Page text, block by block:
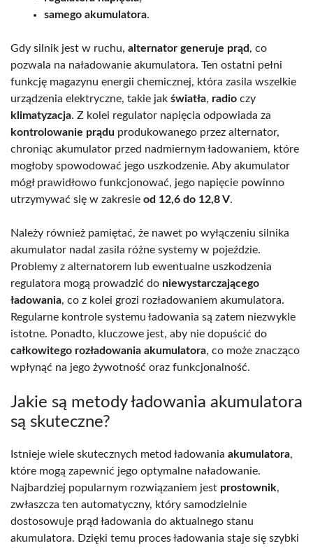
samego akumulatora.
Gdy silnik jest w ruchu, alternator generuje prąd, co
pozwala na naładowanie akumulatora. Ten ostatni pełni
funkcję magazynu energii chemicznej, która zasila wszelkie
urządzenia elektryczne, takie jak światła, radio czy
klimatyzacja. Z kolei regulator napięcia odpowiada za
kontrolowanie prądu produkowanego przez alternator,
chroniąc akumulator przed nadmiernym ładowaniem, które
mogłoby spowodować jego uszkodzenie. Aby akumulator
mógł prawidłowo funkcjonować, jego napięcie powinno
utrzymywać się w zakresie od 12,6 do 12,8 V.
Należy również pamiętać, że nawet po wyłączeniu silnika
akumulator nadal zasila różne systemy w pojeździe.
Problemy z alternatorem lub ewentualne uszkodzenia
regulatora mogą prowadzić do niewystarczającego
ładowania, co z kolei grozi rozładowaniem akumulatora.
Regularne kontrole systemu ładowania są zatem niezwykle
istotne. Ponadto, kluczowe jest, aby nie dopuścić do
całkowitego rozładowania akumulatora, co może znacząco
wpłynąć na jego żywotność oraz funkcjonalność.
Jakie są metody ładowania akumulatora
są skuteczne?
Istnieje wiele skutecznych metod ładowania akumulatora,
które mogą zapewnić jego optymalne naładowanie.
Najbardziej popularnym rozwiązaniem jest prostownik,
zwłaszcza ten automatyczny, który samodzielnie
dostosowuje prąd ładowania do aktualnego stanu
akumulatora. Dzięki temu proces ładowania staje się szybki